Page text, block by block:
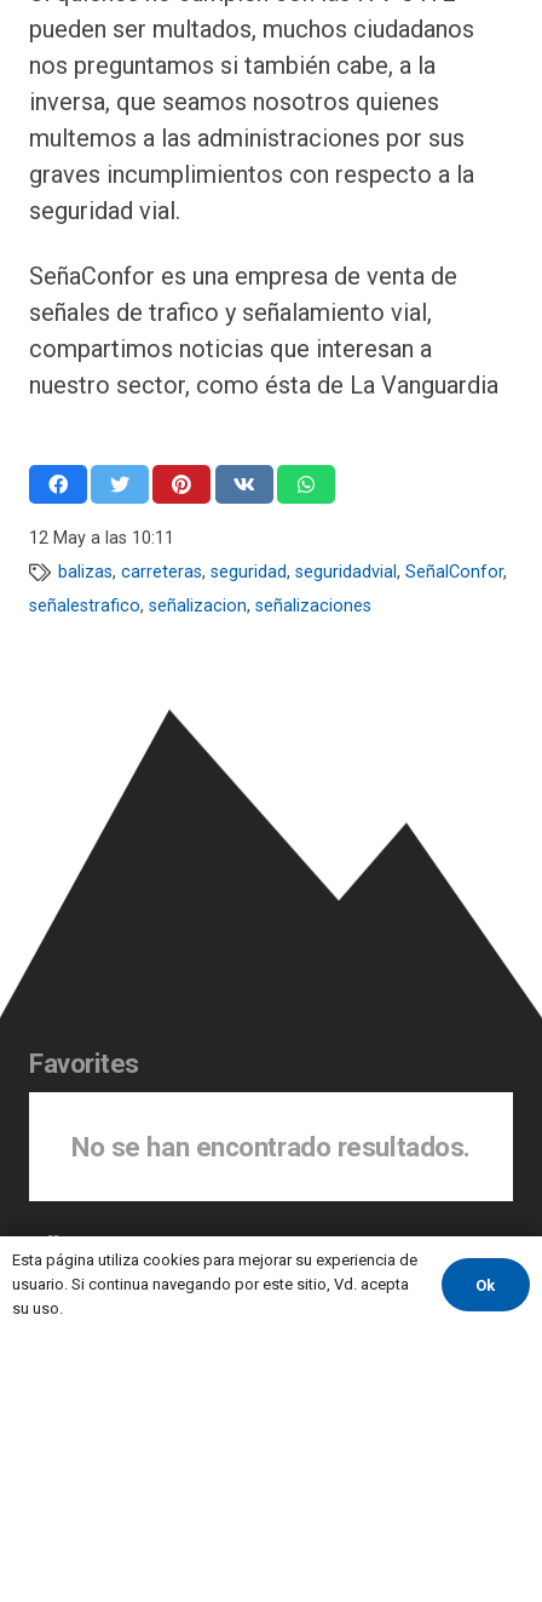
pueden ser multados, muchos ciudadanos
nos preguntamos si también cabe, a la
inversa, que seamos nosotros quienes
multemos a las administraciones por sus
graves incumplimientos con respecto a la
seguridad vial.
SeñaConfor es una empresa de venta de
señales de trafico y señalamiento vial,
compartimos noticias que interesan a
nuestro sector, como ésta de La Vanguardia
12 May a las 10:11
balizas, carreteras, seguridad, seguridadvial, SeñalConfor,
señalestrafico, señalizacion, señalizaciones
Favorites
No se han encontrado resultados.
All Tags
atropello balizas balizas H75
Esta página utiliza cookies para mejorar su experiencia de
usuario. Si continua navegando por este sitio, Vd. acepta
su uso.
Ok